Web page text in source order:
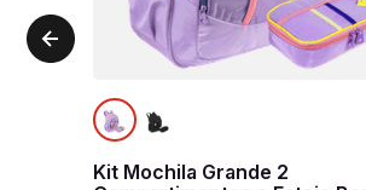
Kit Mochila Grande 2